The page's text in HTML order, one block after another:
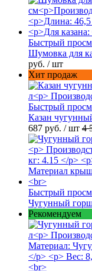
Быстрый
Шумовка для
руб. / шт
Хит продаж
Быстрый
Казан
687 руб. / шт 4
Быстрый
Чугунный
Рекомендуем